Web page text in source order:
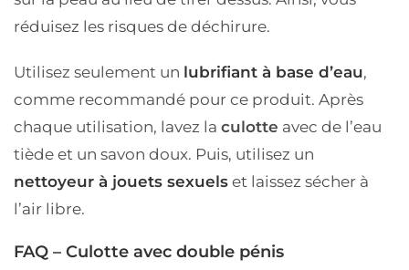
réduisez les risques de déchirure.
Utilisez seulement un lubrifiant à base d’eau,
comme recommandé pour ce produit. Après
chaque utilisation, lavez la culotte avec de l’eau
tiède et un savon doux. Puis, utilisez un
nettoyeur à jouets sexuels et laissez sécher à
l’air libre.
FAQ – Culotte avec double pénis